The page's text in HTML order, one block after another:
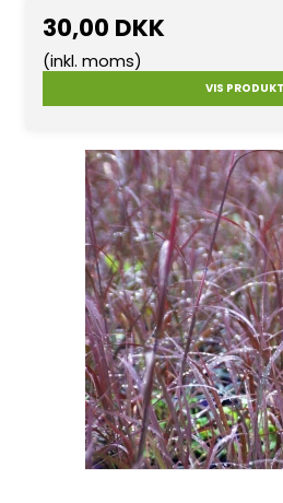
30,00 DKK
(inkl. moms)
VIS PRODUKT